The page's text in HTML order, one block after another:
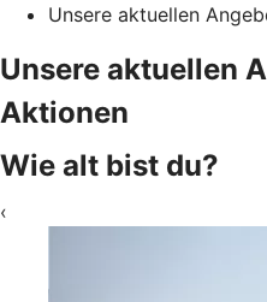
Unsere aktuellen
Unsere aktuellen
Aktionen
Wie alt bist du?
‹